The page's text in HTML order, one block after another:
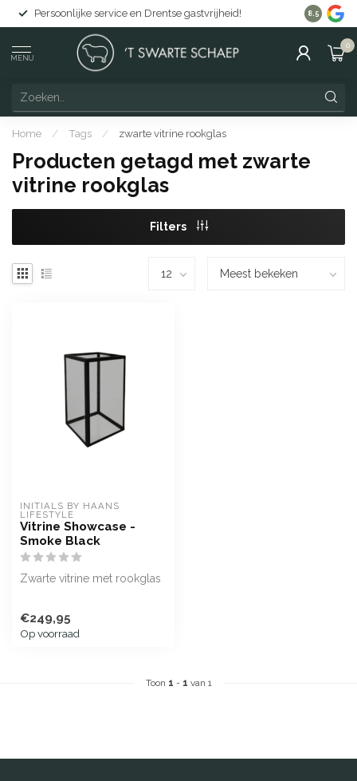
Persoonlijke service en Drentse gastvrijheid! Gratis
8.5
MENU
0
Home / Tags / zwarte vitrine rookglas
Producten getagd met zwarte
vitrine rookglas
Filters
INITIALS BY HAANS
LIFESTYLE
Vitrine Showcase -
Smoke Black
Zwarte vitrine met rookglas
€249,95
Op voorraad
Toon 1 - 1 van 1